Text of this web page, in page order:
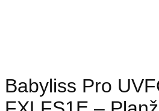
Babyliss Pro